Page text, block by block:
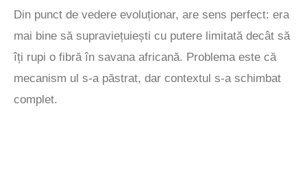
Din punct de vedere evoluționar, are sens perfect: era
mai bine să supraviețuiești cu putere limitată decât să
îți rupi o fibră în savana africană. Problema este că
mecanism ul s-a păstrat, dar contextul s-a schimbat
complet.